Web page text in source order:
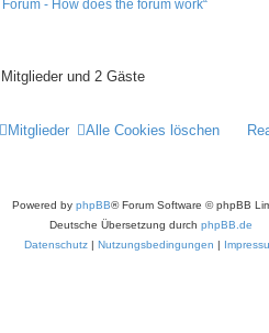
- How does the forum work“
und 2 Gäste
Alle Cookies löschen
Mitglieder
Powered by phpBB® Forum Software © phpBB
Deutsche Übersetzung durch phpBB.de
Datenschutz | Nutzungsbedingungen |